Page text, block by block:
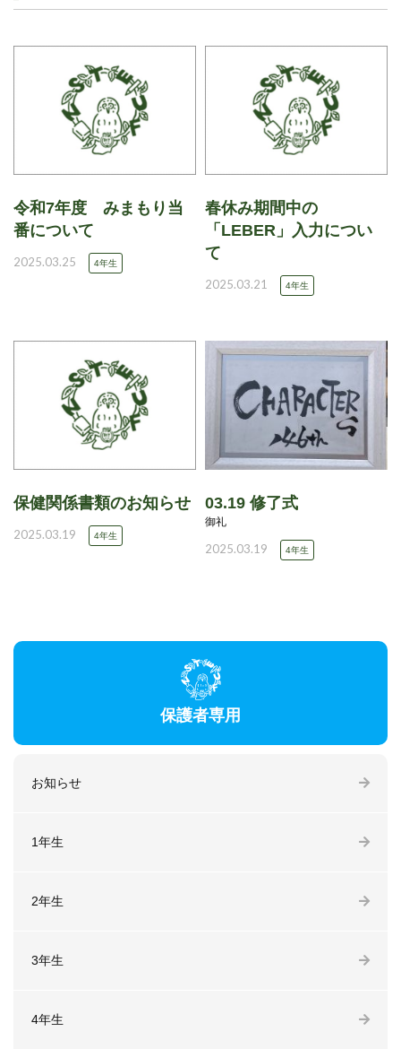
令和7年度 みまもり当
番について
2025.03.25 4年生
春休み期間中の
「LEBER」入力につい
て
2025.03.21 4年生
保健関係書類のお知らせ
2025.03.19 4年生
03.19 修了式
御礼
2025.03.19 4年生
保護者専用
お知らせ
1年生
2年生
3年生
4年生